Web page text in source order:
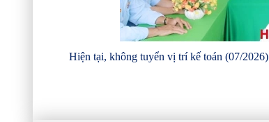
Hiện tại, không tuyển vị trí kế toán (07/2026)